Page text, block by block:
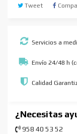
Tweet
Servicios a
Envío 24/48 h
Calidad
¿Necesitas
958 40 53 52